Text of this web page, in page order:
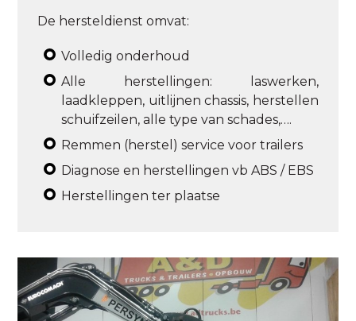
De hersteldienst omvat:
Volledig onderhoud
Alle herstellingen: laswerken,
laadkleppen, uitlijnen chassis, herstellen
schuifzeilen, alle type van schades,….
Remmen (herstel) service voor trailers
Diagnose en herstellingen vb ABS / EBS
Herstellingen ter plaatse